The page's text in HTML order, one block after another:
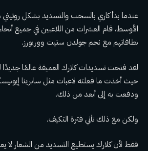
عندما بدأ كاري بالسحب والتسديد بشكل
الأوسط، قام العشرات من اللاعبين في جميع
نطاقاتهم مع نجم جولدن ستيت ووريورز.
لقد فتحت تسديدات كلارك العميقة عالمًا جديدًا
حيث أخذت ما فعلته لاعبات مثل سابرينا
ودفعت به إلى أبعد من ذلك.
ولكن مع ذلك تأتي فترة التكيف.
فقط لأن كلارك يستطيع التسديد من الشعار لا